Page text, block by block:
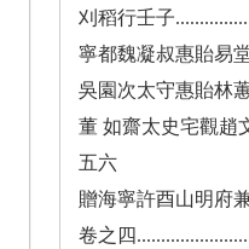
刈稻行壬子
寧都魏凝叔惠貽易
吳園次太守惠貽林
董 如齋太史宅觀趙
五六
贈海寧許酉山明府
卷之四